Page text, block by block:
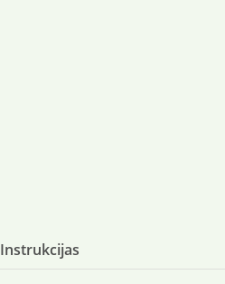
Instrukcijas